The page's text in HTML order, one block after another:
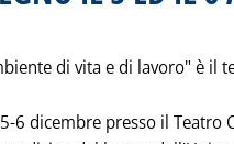
di vita e di lavoro" è il
6 dicembre presso il Teatro